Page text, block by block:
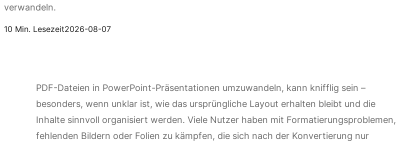
verwandeln.
10 Min. Lesezeit2026-08-07
PDF-Dateien in PowerPoint-Präsentationen umzuwandeln, kann knifflig sein –
besonders, wenn unklar ist, wie das ursprüngliche Layout erhalten bleibt und die
Inhalte sinnvoll organisiert werden. Viele Nutzer haben mit Formatierungsproblemen,
fehlenden Bildern oder Folien zu kämpfen, die sich nach der Konvertierung nur